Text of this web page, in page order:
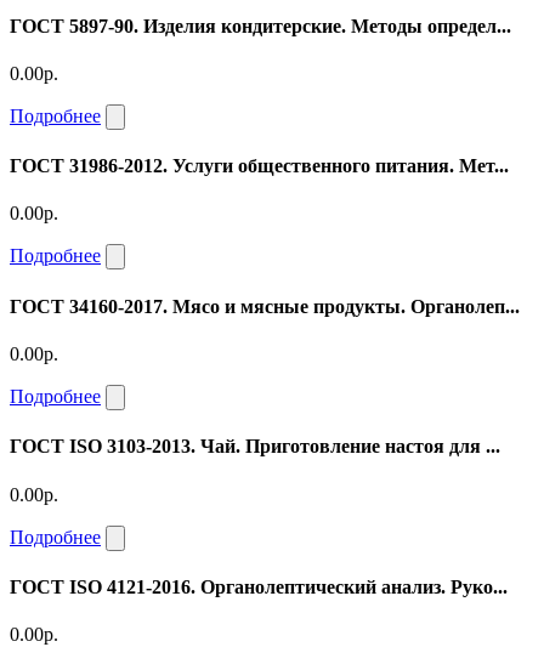
ГОСТ 5897-90. Изделия кондитерские. Методы определ...
0.00р.
Подробнее
ГОСТ 31986-2012. Услуги общественного питания. Мет...
0.00р.
Подробнее
ГОСТ 34160-2017. Мясо и мясные продукты. Органолеп...
0.00р.
Подробнее
ГОСТ ISO 3103-2013. Чай. Приготовление настоя для ...
0.00р.
Подробнее
ГОСТ ISO 4121-2016. Органолептический анализ. Руко...
0.00р.